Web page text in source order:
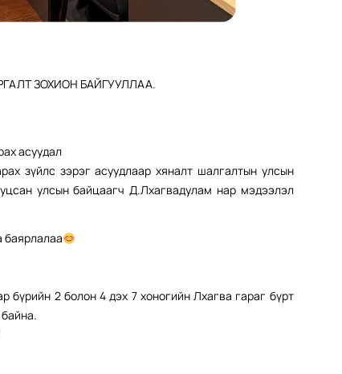
ЗОХИОН БАЙГУУЛЛАА.
асуудал
зүйлс зэрэг асуудлаар хяналт шалгалтын улсын
улсын байцаагч Д.Лхагвадулам нар мэдээлэл
баярлалаа
бүрийн 2 болон 4 дэх 7 хоногийн Лхагва гараг бүрт